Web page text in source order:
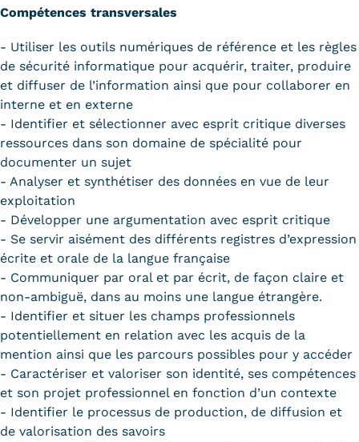
Compétences transversales
- Utiliser les outils numériques de référence et les règles
de sécurité informatique pour acquérir, traiter, produire
et diffuser de l’information ainsi que pour collaborer en
interne et en externe
- Identifier et sélectionner avec esprit critique diverses
ressources dans son domaine de spécialité pour
documenter un sujet
- Analyser et synthétiser des données en vue de leur
exploitation
- Développer une argumentation avec esprit critique
- Se servir aisément des différents registres d’expression
écrite et orale de la langue française
- Communiquer par oral et par écrit, de façon claire et
non-ambiguë, dans au moins une langue étrangère.
- Identifier et situer les champs professionnels
potentiellement en relation avec les acquis de la
mention ainsi que les parcours possibles pour y accéder
- Caractériser et valoriser son identité, ses compétences
et son projet professionnel en fonction d’un contexte
- Identifier le processus de production, de diffusion et
de valorisation des savoirs